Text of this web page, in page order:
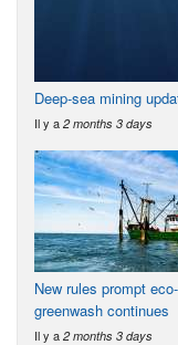
Deep-sea mining
Il y a 2 months 3 days
New rules prompt
greenwash continues
Il y a 2 months 3 days